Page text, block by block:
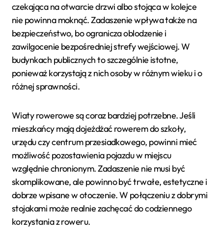
czekająca na otwarcie drzwi albo stojąca w kolejce
nie powinna moknąć. Zadaszenie wpływa także na
bezpieczeństwo, bo ogranicza oblodzenie i
zawilgocenie bezpośredniej strefy wejściowej. W
budynkach publicznych to szczególnie istotne,
ponieważ korzystają z nich osoby w różnym wieku i o
różnej sprawności.
Wiaty rowerowe są coraz bardziej potrzebne. Jeśli
mieszkańcy mają dojeżdżać rowerem do szkoły,
urzędu czy centrum przesiadkowego, powinni mieć
możliwość pozostawienia pojazdu w miejscu
względnie chronionym. Zadaszenie nie musi być
skomplikowane, ale powinno być trwałe, estetyczne i
dobrze wpisane w otoczenie. W połączeniu z dobrymi
stojakami może realnie zachęcać do codziennego
korzystania z roweru.